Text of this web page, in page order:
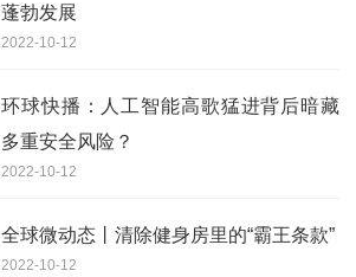
蓬勃发展
2022-10-12
环球快播：人工智能高歌猛进背后暗藏
多重安全风险？
2022-10-12
全球微动态丨清除健身房里的“霸王条款”
2022-10-12